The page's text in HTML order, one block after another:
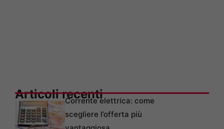
Articoli recentiCorrente elettrica: come
scegliere l’offerta più